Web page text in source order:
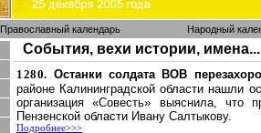
Православный календарь Народный
События, вехи истории, имена...
1280. Останки солдата ВОВ
районе Калининградской области нашли
организация «Совесть» выяснила,
Пензенской области Ивану Салтыкову.
Подробнее>>>